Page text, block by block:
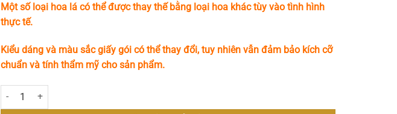
Một số loại hoa lá có thể được thay thế bằng loại hoa khác tùy vào tình hình
thực tế.
Kiểu dáng và màu sắc giấy gói có thể thay đổi, tuy nhiên vẫn đảm bảo kích cỡ
chuẩn và tính thẩm mỹ cho sản phẩm.
Sweet Dream số lượng